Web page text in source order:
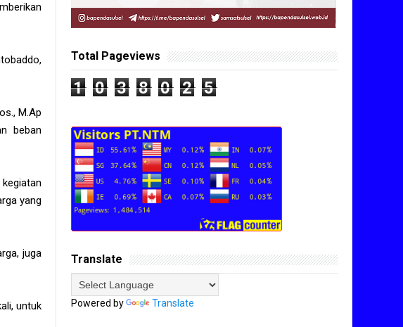
M.Ap
beban
yang
juga
untuk
Total Pageviews
1 0 3 8 0 2 5
Translate
Powered by Translate